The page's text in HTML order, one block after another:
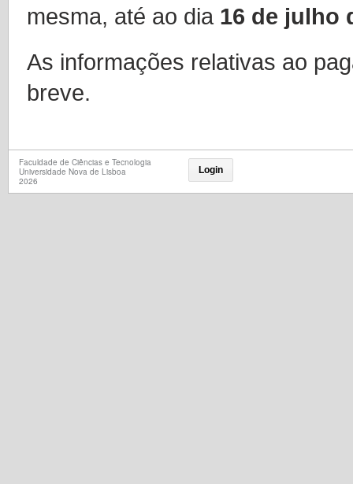
mesma, até ao dia 16 de julho
As informações relativas ao
breve.
Faculdade de Ciências e Tecnologia
Universidade Nova de Lisboa
2026
Login